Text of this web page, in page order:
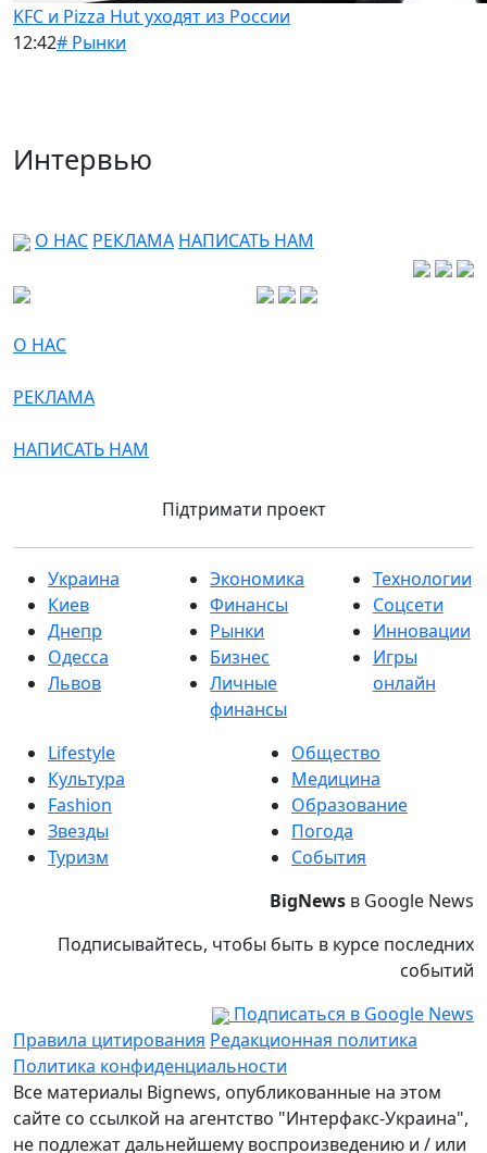
KFC и Pizza Hut уходят из России
12:42# Рынки
Интервью
О НАС РЕКЛАМА НАПИСАТЬ НАМ
О НАС
РЕКЛАМА
НАПИСАТЬ НАМ
Підтримати проект
Украина
Киев
Днепр
Одесса
Львов
Экономика
Финансы
Рынки
Бизнес
Личные
финансы
Технологии
Соцсети
Инновации
Игры
онлайн
Lifestyle
Культура
Fashion
Звезды
Туризм
Общество
Медицина
Образование
Погода
События
BigNews в Google News
Подписывайтесь, чтобы быть в курсе последних
событий
Подписаться в Google News
Правила цитирования Редакционная политика
Политика конфиденциальности
Все материалы Bignews, опубликованные на этом
сайте со ссылкой на агентство "Интерфакс-Украина",
не подлежат дальнейшему воспроизведению и / или